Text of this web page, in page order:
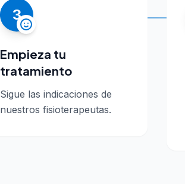
3
Empieza tu
tratamiento
Sigue las indicaciones de
nuestros fisioterapeutas.